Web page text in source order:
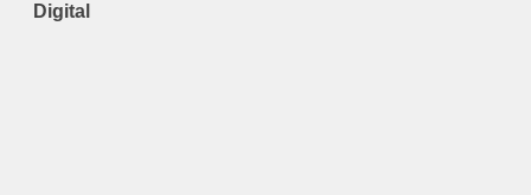
Digital